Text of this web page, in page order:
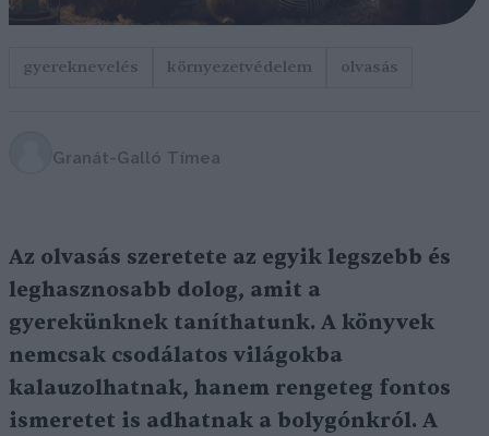
gyereknevelés környezetvédelem olvasás
Granát-Galló Tímea
Az olvasás szeretete az egyik legszebb és
leghasznosabb dolog, amit a
gyerekünknek taníthatunk. A könyvek
nemcsak csodálatos világokba
kalauzolhatnak, hanem rengeteg fontos
ismeretet is adhatnak a bolygónkról. A